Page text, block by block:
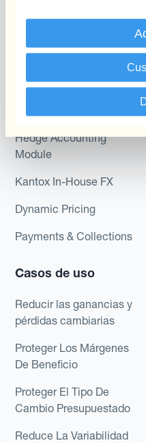
Kantox Dynamic
Hedge Accounting
Module
Kantox In-House FX
Dynamic Pricing
Payments & Collections
Casos de uso
Reducir las ganancias y
pérdidas cambiarias
Proteger Los Márgenes
De Beneficio
Proteger El Tipo De
Cambio Presupuestado
Reduce La Variabilidad